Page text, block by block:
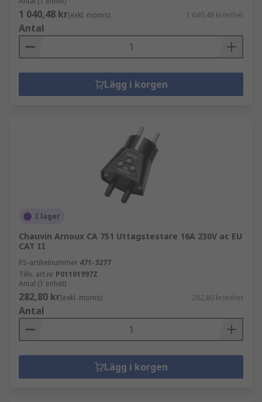
1 040,48 kr(exkl. moms) 1 040,48 kr/enhet
Antal
Lägg i korgen
I lager
Chauvin Arnoux CA 751 Uttagstestare 16A 230V ac EU
CAT II
RS-artikelnummer 471-3277
Tillv. art.nr P01101997Z
Antal (1 enhet)
282,80 kr(exkl. moms) 282,80 kr/enhet
Antal
Lägg i korgen